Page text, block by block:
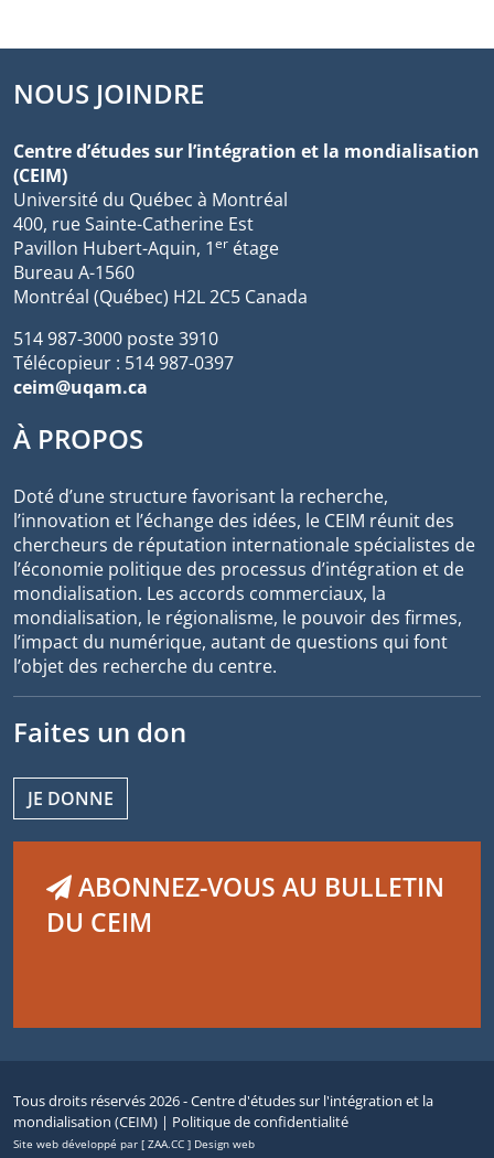
NOUS JOINDRE
Centre d’études sur l’intégration et la mondialisation
(CEIM)
Université du Québec à Montréal
400, rue Sainte-Catherine Est
Pavillon Hubert-Aquin, 1er étage
Bureau A-1560
Montréal (Québec) H2L 2C5 Canada
514 987-3000 poste 3910
Télécopieur : 514 987-0397
ceim@uqam.ca
À PROPOS
Doté d’une structure favorisant la recherche,
l’innovation et l’échange des idées, le CEIM réunit des
chercheurs de réputation internationale spécialistes de
l’économie politique des processus d’intégration et de
mondialisation. Les accords commerciaux, la
mondialisation, le régionalisme, le pouvoir des firmes,
l’impact du numérique, autant de questions qui font
l’objet des recherche du centre.
Faites un don
JE DONNE
ABONNEZ-VOUS AU BULLETIN
DU CEIM
Tous droits réservés 2026 - Centre d'études sur l'intégration et la
mondialisation (CEIM) | Politique de confidentialité
Site web développé par [ ZAA.CC ] Design web